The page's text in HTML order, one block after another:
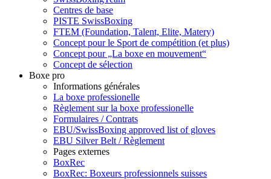
Centres de base
PISTE SwissBoxing
FTEM (Foundation, Talent, Elite, Matery)
Concept pour le Sport de compétition (et plus)
Concept pour „La boxe en mouvement“
Concept de sélection
Boxe pro
Informations générales
La boxe professionelle
Règlement sur la boxe professionelle
Formulaires / Contrats
EBU/SwissBoxing approved list of gloves
EBU Silver Belt / Règlement
Pages externes
BoxRec
BoxRec: Boxeurs professionnels suisses